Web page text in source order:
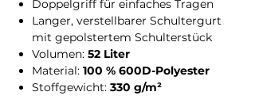
Doppelgriff für einfaches Tragen
Langer, verstellbarer Schultergurt
mit gepolstertem Schulterstück
Volumen: 52 Liter
Material: 100 % 600D-Polyester
Stoffgewicht: 330 g/m²